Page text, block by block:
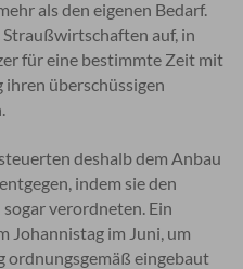
als den eigenen Bedarf.
Straußwirtschaften auf, in
für eine bestimmte Zeit mit
überschüssigen
deshalb dem Anbau
indem sie den
verordneten. Ein
Johannistag im Juni, um
ordnungsgemäß eingebaut